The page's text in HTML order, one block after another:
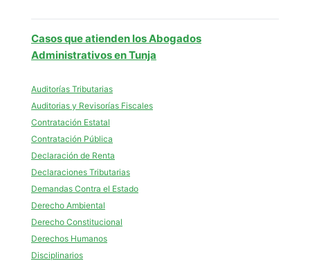
Casos que atienden los Abogados
Administrativos en Tunja
Auditorías Tributarias
Auditorias y Revisorías Fiscales
Contratación Estatal
Contratación Pública
Declaración de Renta
Declaraciones Tributarias
Demandas Contra el Estado
Derecho Ambiental
Derecho Constitucional
Derechos Humanos
Disciplinarios